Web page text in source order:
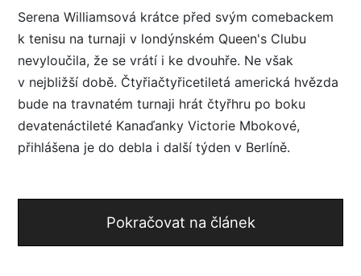
Serena Williamsová krátce před svým comebackem
k tenisu na turnaji v londýnském Queen's Clubu
nevyloučila, že se vrátí i ke dvouhře. Ne však
v nejbližší době. Čtyřiačtyřicetiletá americká hvězda
bude na travnatém turnaji hrát čtyřhru po boku
devatenáctileté Kanaďanky Victorie Mbokové,
přihlášena je do debla i další týden v Berlíně.
Pokračovat na článek